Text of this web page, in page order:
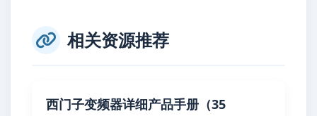
相关资源推荐
西门子变频器详细产品手册（35